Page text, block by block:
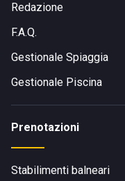
Redazione
F.A.Q.
Gestionale Spiaggia
Gestionale Piscina
Prenotazioni
Stabilimenti balneari